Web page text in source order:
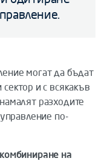
могат да бъдат
и с всякакъв
разходите
по-
на